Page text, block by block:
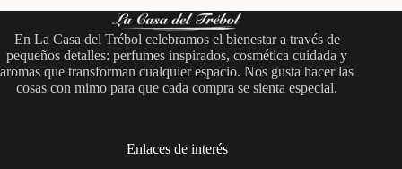
Las
opciones
se
pueden
elegir
en
producto
En La Casa del Trébol celebramos el bienestar a través de
pequeños detalles: perfumes inspirados, cosmética cuidada y
aromas que transforman cualquier espacio. Nos gusta hacer las
cosas con mimo para que cada compra se sienta especial.
Enlaces de interés